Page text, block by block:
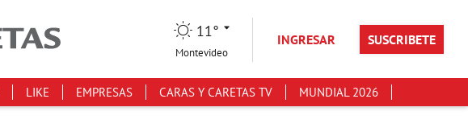
11°
Montevideo
INGRESAR SUSCRIBETE
LIKE EMPRESAS CARAS Y CARETAS TV MUNDIAL 2026